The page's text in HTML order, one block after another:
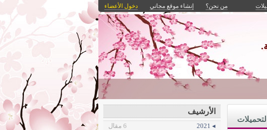
من نحن؟ إنشاء موقع مجاني دخول الأعضاء
التحميلات
الأرشيف
◂ 2021
6 مقال